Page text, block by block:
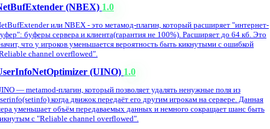
(NBEX) 1.0
или NBEX - это метамод-плагин, который расширяет "интернет-
буферы сервера и клиента(гарантия не 100%). Расширяет до 64 кб. Это
что у игроков уменьшается вероятность быть кикнутыми с ошибкой
channel overflowed".
(UINO) 1.0
— metamod-плагин, который позволяет удалять ненужные поля из
когда движок передаёт его другим игрокам на сервере. Данная
уменьшает объём передаваемых данных и немного сокращает шанс быть
с "Reliable channel overflowed".